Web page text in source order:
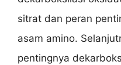
sitrat dan peran
asam amino.
pentingnya